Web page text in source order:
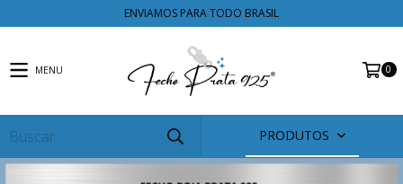
ENVIAMOS PARA TODO BRASIL
MENU 0
PRODUTOS